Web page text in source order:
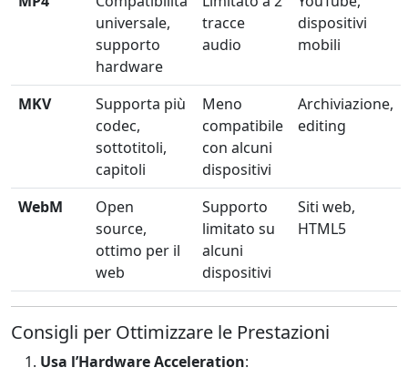
universale,
supporto
hardware
tracce
audio
dispositivi
mobili
MKV
Supporta più
codec,
sottotitoli,
capitoli
Meno
compatibile
con alcuni
dispositivi
Archiviazione,
editing
WebM
Open
source,
ottimo per il
web
Supporto
limitato su
alcuni
dispositivi
Siti web,
HTML5
Consigli per Ottimizzare le Prestazioni
Usa l’Hardware Acceleration: